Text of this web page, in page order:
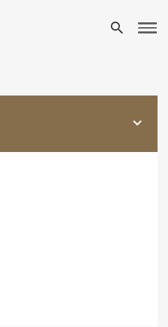
search